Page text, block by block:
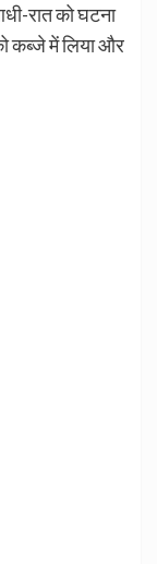
रात को घटना
कब्जे में लिया और